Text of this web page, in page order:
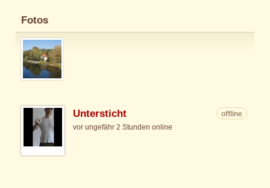
Fotos
Untersticht
offline
vor ungefähr 2 Stunden online